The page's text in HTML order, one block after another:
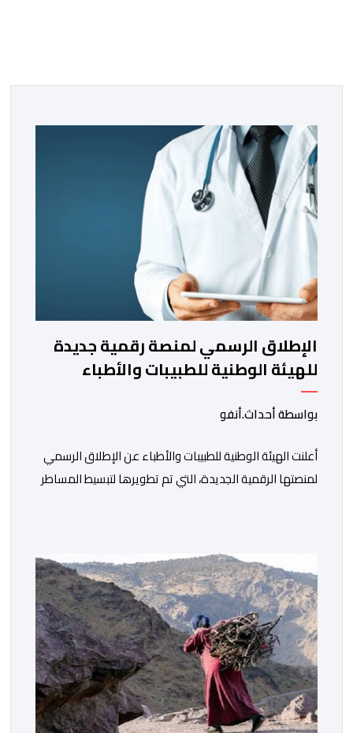
الإطلاق الرسمي لمنصة رقمية جديدة
للهيئة الوطنية للطبيبات والأطباء
بواسطة أحداث.أنفو
أعلنت الهيئة الوطنية للطبيبات والأطباء عن الإطلاق الرسمي
لمنصتها الرقمية الجديدة، التي تم تطويرها لتبسيط المساطر
للهيئة إلى جانب الهيئة الوطنية. وذكر بلاغ للهيئة أن هذه
المنصة، التي تم إطلاقها في إطار استراتيجيتها الرامية إلى
التحديث والتحول الرقمي، تشكل خطوة مهمة في […]